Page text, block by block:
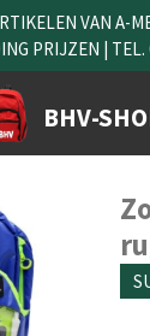
BHV-
VAN A-
PRIJZEN | TEL.